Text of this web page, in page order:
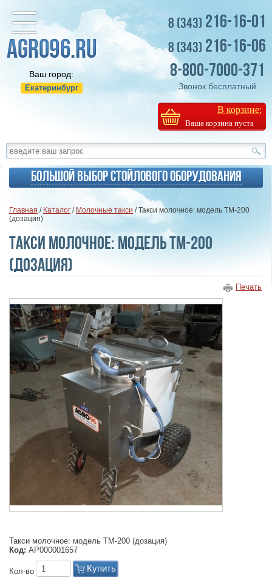
Ваш город:
Екатеринбург
8 (343) 216-16-01
8 (343) 216-16-06
8-800-7000-371
Звонок бесплатный
В корзине:
Ваша корзина пуста
Большой выбор стойлового оборудования
Главная / Каталог / Молочные такси / Такси молочное: модель ТМ-200
(дозация)
Такси молочное: модель ТМ-200
(дозация)
Печать
Такси молочное: модель ТМ-200 (дозация)
Код: АР000001657
Кол-во Купить